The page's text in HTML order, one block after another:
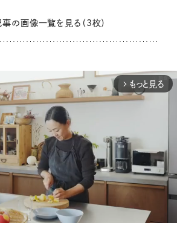
事の画像一覧を見る（3枚）
arrow_forward_ios もっと見る